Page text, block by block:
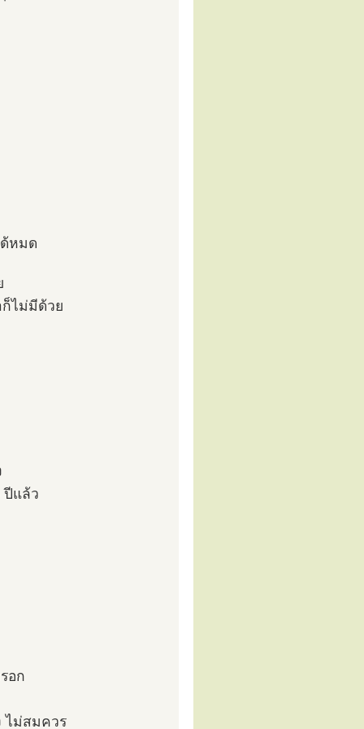
หมด
ไม่มีด้วย
ปีแล้ว
อก
ไม่สมควร